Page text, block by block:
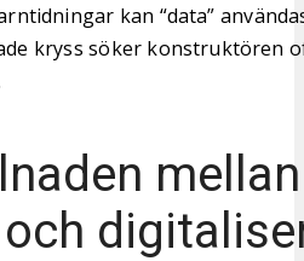
kan “data”
kryss söker konstruktören